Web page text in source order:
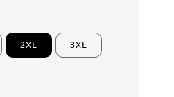
2XL 3XL